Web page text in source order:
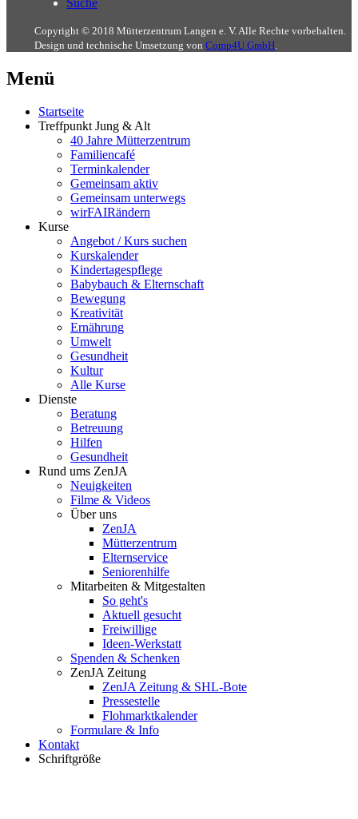
Copyright © 2018 Mütterzentrum Langen e. V. Alle Rechte vorbehalten.
Design und technische Umsetzung von Comp4U GmbH
Menü
Startseite
Treffpunkt Jung & Alt
40 Jahre Mütterzentrum
Familiencafé
Terminkalender
Gemeinsam aktiv
Gemeinsam unterwegs
wirFAIRändern
Kurse
Angebot / Kurs suchen
Kurskalender
Kindertagespflege
Babybauch & Elternschaft
Bewegung
Kreativität
Ernährung
Umwelt
Gesundheit
Kultur
Alle Kurse
Dienste
Beratung
Betreuung
Hilfen
Gesundheit
Rund ums ZenJA
Neuigkeiten
Filme & Videos
Über uns
ZenJA
Mütterzentrum
Elternservice
Seniorenhilfe
Mitarbeiten & Mitgestalten
So geht's
Aktuell gesucht
Freiwillige
Ideen-Werkstatt
Spenden & Schenken
ZenJA Zeitung
ZenJA Zeitung & SHL-Bote
Pressestelle
Flohmarktkalender
Formulare & Info
Kontakt
Schriftgröße